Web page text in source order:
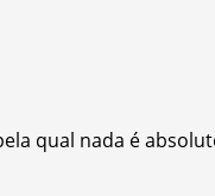
qual nada é